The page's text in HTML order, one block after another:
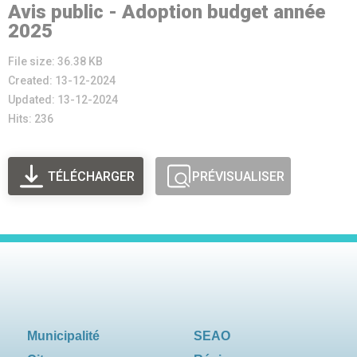
Avis public - Adoption budget année
2025
File size: 36.38 KB
Created: 13-12-2024
Updated: 13-12-2024
Hits: 236
TÉLÉCHARGER PRÉVISUALISER
Municipalité
SEAO